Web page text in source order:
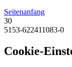
Seitenanfang
30
5153-622411083-0
Cookie-